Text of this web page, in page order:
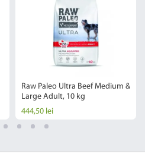
Raw Paleo Ultra Beef Medium &
Large Adult, 10 kg
444,50 lei